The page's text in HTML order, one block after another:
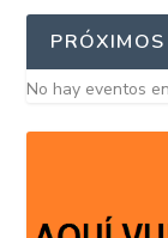
No hay eventos